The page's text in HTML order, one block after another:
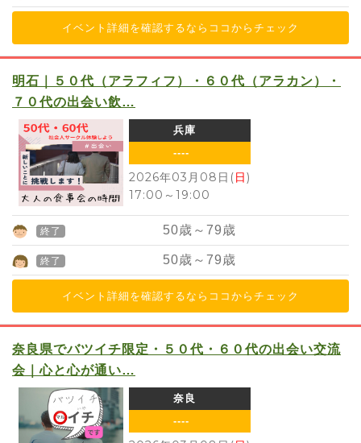
イベント詳細を確認するならココからチェック
明石｜５０代（アラフィフ）・６０代（アラカン）・
７０代の出会い飲…
兵庫
----
2026年03月08日(日)
17:00 ～ 19:00
終了 50歳～79歳
終了 50歳～79歳
イベント詳細を確認するならココからチェック
奈良県でバツイチ限定・５０代・６０代の出会い交流
会｜心と心が通い…
奈良
----